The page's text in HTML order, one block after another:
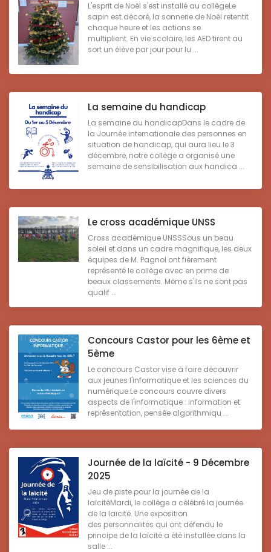
L'esprit de Noël s'est installé au collègeLe
sapin est décoré, la sonnerie de Noël retentit
chaque heure et les actions se
multiplient. En vie scolaire, les AED tirent au
sort un élève par jour pour lu ...
La semaine du handicap
La semaine du handicapDans le cadre de
la Journée internationale des personnes en
situation de handicap, qui aura lieu le 3
décembre, notre collège a organisé une
semaine de sensibilisation aux handica ...
Le cross académique UNSS
Cross académique UNSSSous un beau
soleil et dans un cadre magnifique, les deux
équipes de M. Pagnol ont fièrement
représenté le collège avec en prime de
beaux classements. Même s'ils ne sont pas
qualif ...
Concours Castor pour les 6ème et
5ème
Le concours Castor vise à faire découvrir
aux jeunes l'informatique et les sciences du
numérique.Le concours couvre divers
aspects de l'informatique : information et
représentation, pensée algorithmiqu ...
Journée de la laïcité - 9 Décembre
2025
Jeu de piste pour la journée de la
laïcitéMardi, le collège a célébré la journée
de la laïcité. Une exposition
des personnalités qui ont défendu le
principe de la laïcité a été installée dans la
salle ...